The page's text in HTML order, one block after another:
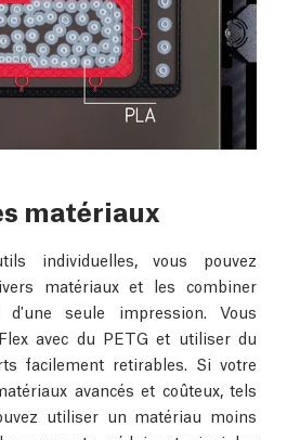
matériaux
individuelles, vous pouvez
matériaux et les combiner
seule impression. Vous
avec du PETG et utiliser du
facilement retirables. Si votre
avancés et coûteux, tels
utiliser un matériau moins